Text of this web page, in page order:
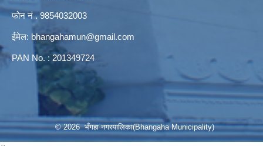
फोन नं . 9854032003
ईमेल: bhangahamun@gmail.com
PAN No. : 201349724
© 2026 भँगहा नगरपालिका(Bhangaha Municipality)